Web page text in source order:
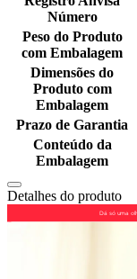
Número
Peso do Produto
com Embalagem
Dimensões do
Produto com
Embalagem
Prazo de Garantia
Conteúdo da
Embalagem
Detalhes do produto